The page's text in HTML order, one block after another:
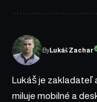
ByLukáš Zachar
Lukáš je zakladateľ
miluje mobilné a